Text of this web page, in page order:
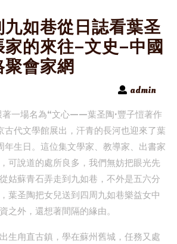
如巷從日誌看葉圣
的來往–文史–中國
會家網
admin
一場名為“文心——葉圣陶·豐子愷著作
古代文學館展出，汗青的長河也迎來了葉
年生日。這位集文學家、教導家、出書家
可說道的處所良多，我們無妨把眼光先
姑蘇青石弄走到九如巷，不外是五六分
葉圣陶把女兒送到四周九如巷樂益女中
之外，還想著間隔的緣由。
生甪直古鎮，學在蘇州舊城，任務又處